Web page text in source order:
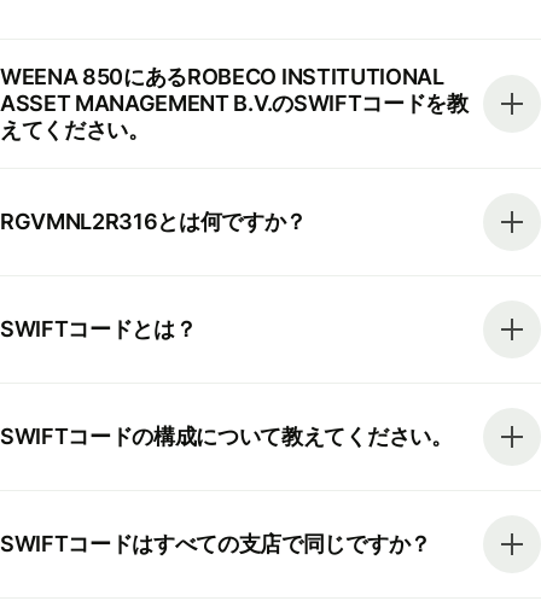
WEENA 850にあるROBECO INSTITUTIONAL
ASSET MANAGEMENT B.V.のSWIFTコードを教
えてください。
RGVMNL2R316とは何ですか？
SWIFTコードとは？
SWIFTコードの構成について教えてください。
SWIFTコードはすべての支店で同じですか？